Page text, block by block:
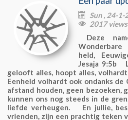
 Sun , 24-1-
 2017 views
Deze
Wonderbare
held,
Jesaja 9:5b
gelooft alles, hoopt alles,
Eenheid volhardt ook ondanks de
afstand houden, geen bezoeken,
kunnen ons nog steeds in de
liefde verheugen. En jullie,
vrienden, zijn een prachtig teken